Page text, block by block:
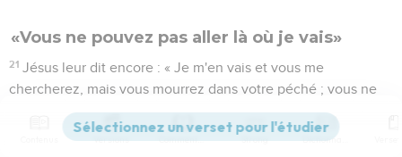
«Vous ne pouvez pas aller là où je vais»
21 Jésus leur dit encore : « Je m'en vais et vous me
chercherez, mais vous mourrez dans votre péché ; vous ne
pouvez pas venir là où je vais. »
Là-dessus les Juifs dirent : « Va-t-il se tuer, puisqu'il dit :
Versions Commentaires Strong